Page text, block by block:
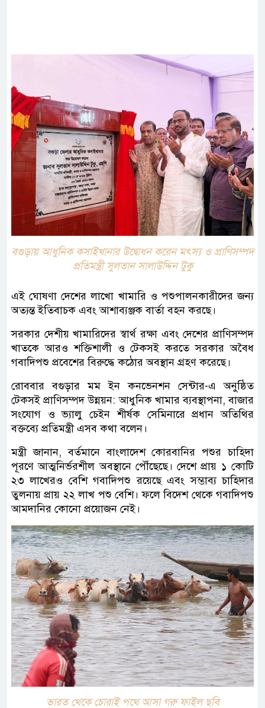
বগুড়ায় আধুনিক কসাইখানার উদ্বোধন করেন মৎস্য ও প্রাণিসম্পদ
প্রতিমন্ত্রী সুলতান সালাউদ্দিন টুকু
এই ঘোষণা দেশের লাখো খামারি ও পশুপালনকারীদের জন্য
অত্যন্ত ইতিবাচক এবং আশাব্যঞ্জক বার্তা বহন করছে।
সরকার দেশীয় খামারিদের স্বার্থ রক্ষা এবং দেশের প্রাণিসম্পদ
খাতকে আরও শক্তিশালী ও টেকসই করতে সরকার অবৈধ
গবাদিপশু প্রবেশের বিরুদ্ধে কঠোর অবস্থান গ্রহণ করেছে।
রোববার বগুড়ার মম ইন কনভেনশন সেন্টার-এ অনুষ্ঠিত
টেকসই প্রাণিসম্পদ উন্নয়ন: আধুনিক খামার ব্যবস্থাপনা, বাজার
সংযোগ ও ভ্যালু চেইন শীর্ষক সেমিনারে প্রধান অতিথির
বক্তব্যে প্রতিমন্ত্রী এসব কথা বলেন।
মন্ত্রী জানান, বর্তমানে বাংলাদেশ কোরবানির পশুর চাহিদা
পূরণে আত্মনির্ভরশীল অবস্থানে পৌঁছেছে। দেশে প্রায় ১ কোটি
২৩ লাখেরও বেশি গবাদিপশু রয়েছে এবং সম্ভাব্য চাহিদার
তুলনায় প্রায় ২২ লাখ পশু বেশি। ফলে বিদেশ থেকে গবাদিপশু
আমদানির কোনো প্রয়োজন নেই।
ভারত থেকে চোরাই পথে আসা গরু ফাইল ছবি